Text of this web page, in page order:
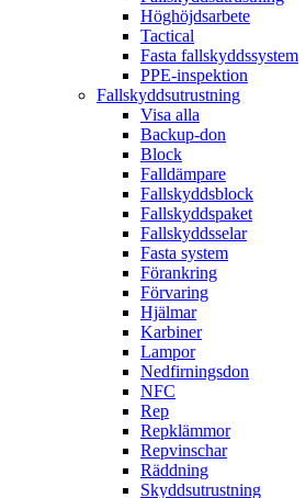
Höghöjdsarbete
Tactical
Fasta fallskyddssystem
PPE-inspektion
Fallskyddsutrustning
Visa alla
Backup-don
Block
Falldämpare
Fallskyddsblock
Fallskyddspaket
Fallskyddsselar
Fasta system
Förankring
Förvaring
Hjälmar
Karbiner
Lampor
Nedfirningsdon
NFC
Rep
Repklämmor
Repvinschar
Räddning
Skyddsutrustning